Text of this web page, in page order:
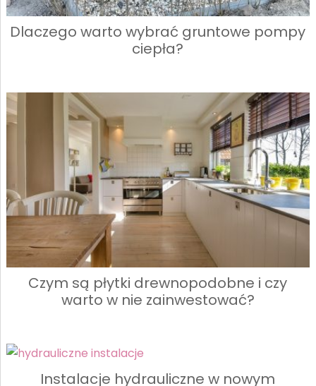
Dlaczego warto wybrać gruntowe pompy
ciepła?
Czym są płytki drewnopodobne i czy
warto w nie zainwestować?
Instalacje hydrauliczne w nowym